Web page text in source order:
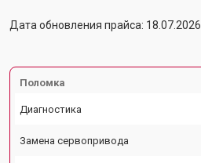
Дата обновления прайса: 18.07.2026
Поломка
Диагностика
Замена сервопривода